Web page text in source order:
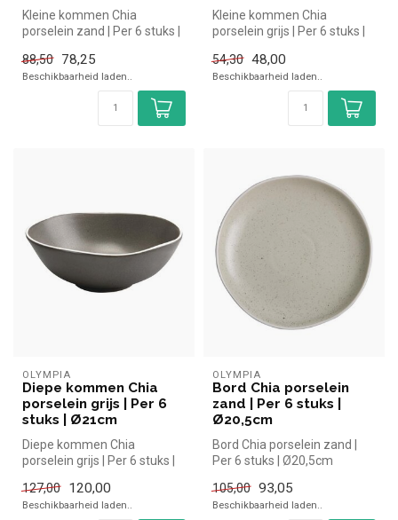
Kleine kommen Chia
porselein zand | Per 6 stuks |
snel...
88,50 78,25
Beschikbaarheid laden..
Kleine kommen Chia
porselein grijs | Per 6 stuks |
sne...
54,30 48,00
Beschikbaarheid laden..
OLYMPIA
Diepe kommen Chia
porselein grijs | Per 6
stuks | Ø21cm
Diepe kommen Chia
porselein grijs | Per 6 stuks |
snel k...
127,00 120,00
Beschikbaarheid laden..
OLYMPIA
Bord Chia porselein
zand | Per 6 stuks |
Ø20,5cm
Bord Chia porselein zand |
Per 6 stuks | Ø20,5cm
kopen vo...
105,00 93,05
Beschikbaarheid laden..